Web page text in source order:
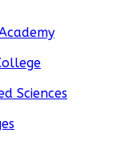
Sciences